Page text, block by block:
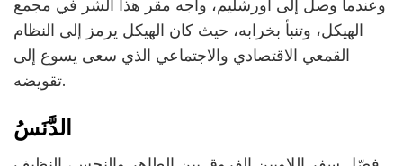
وعندما وصل إلى أورشليم، واجه مقر هذا الشر في مجمع
الهيكل، وتنبأ بخرابه، حيث كان الهيكل يرمز إلى النظام
القمعي الاقتصادي والاجتماعي الذي سعى يسوع إلى
تقويضه.
الدَّنَسُ